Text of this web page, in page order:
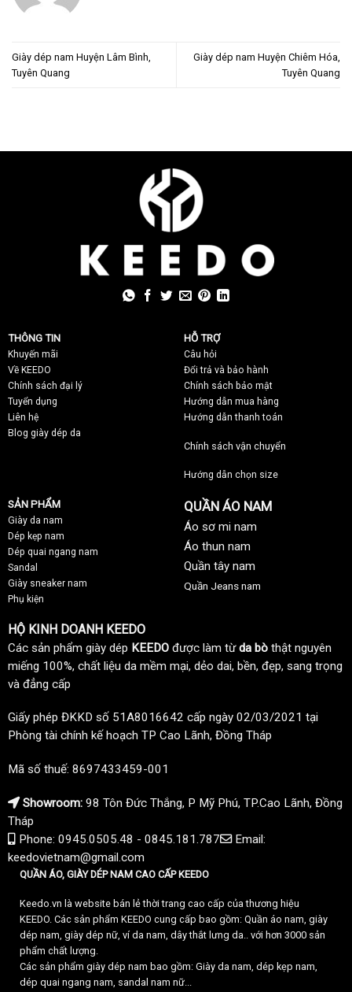
Giày dép nam Huyện Lâm Bình,
Tuyên Quang
Giày dép nam Huyện Chiêm Hóa,
Tuyên Quang
THÔNG TIN
Khuyến mãi
Về KEEDO
Chính sách đại lý
Tuyển dụng
Liên hệ
Blog giày dép da
HỖ TRỢ
Câu hỏi
Đổi trả và bảo hành
Chính sách bảo mật
Hướng dẫn mua hàng
Hướng dẫn thanh toán
Chính sách vận chuyển
Hướng dẫn chọn size
SẢN PHẨM
Giày da nam
Dép kẹp nam
Dép quai ngang nam
Sandal
Giày sneaker nam
Phụ kiện
QUẦN ÁO NAM
Áo sơ mi nam
Áo thun nam
Quần tây nam
Quần Jeans nam
HỘ KINH DOANH KEEDO
Các sản phẩm giày dép KEEDO được làm từda bò thật nguyên
miếng 100%, chất liệu da mềm mại, dẻo dai, bền, đẹp, sang trọng
và đẳng cấp
Giấy phép ĐKKD số 51A8016642 cấp ngày 02/03/2021 tại
Phòng tài chính kế hoạch TP Cao Lãnh, Đồng Tháp
Mã số thuế: 8697433459-001
Showroom: 98 Tôn Đức Thắng, P Mỹ Phú, TP.Cao Lãnh, Đồng
Tháp
Phone: 0945.0505.48 - 0845.181.787
Email:
keedovietnam@gmail.com
QUẦN ÁO, GIÀY DÉP NAM CAO CẤP KEEDO
Keedo.vn là website bán lẻ thời trang cao cấp của thương hiệu
KEEDO. Các sản phẩm KEEDO cung cấp bao gồm: Quần áo nam, giày
dép nam, giày dép nữ, ví da nam, dây thắt lưng da.. với hơn 3000 sản
phẩm chất lượng.
Các sản phẩm giày dép nam bao gồm: Giày da nam, dép kẹp nam,
dép quai ngang nam, sandal nam nữ...